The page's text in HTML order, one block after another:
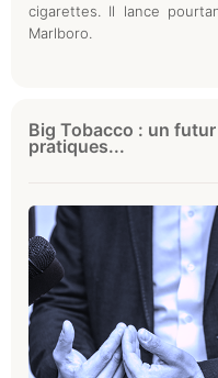
cigarettes. Il lance
Marlboro.
Big Tobacco : un
pratiques...